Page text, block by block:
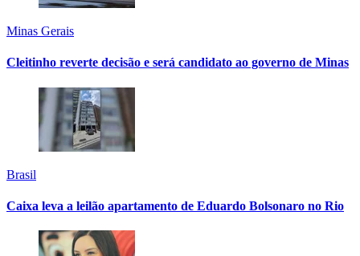
Minas Gerais
Cleitinho reverte decisão e será candidato ao governo de Minas
Brasil
Caixa leva a leilão apartamento de Eduardo Bolsonaro no Rio